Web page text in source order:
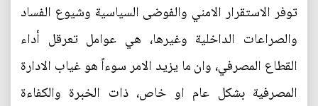
توفر الاستقرار الامني والفوضى السياسية وشيوع الفساد
والصراعات الداخلية وغيرها، هي عوامل تعرقل أداء
القطاع المصرفي، وان ما يزيد الامر سوءاً هو غياب الادارة
المصرفية بشكل عام او خاص، ذات الخبرة والكفاءة